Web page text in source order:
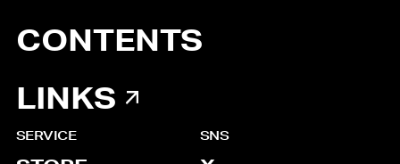
CONTENTS
LINKS
SERVICE SNS